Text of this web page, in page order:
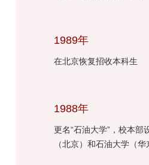
1989年
在北京恢复招收本科生
1988年
更名“石油大学”，校本部
（北京）和石油大学（